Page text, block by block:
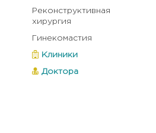
Реконструктивная
хирургия
Гинекомастия
Клиники
Доктора